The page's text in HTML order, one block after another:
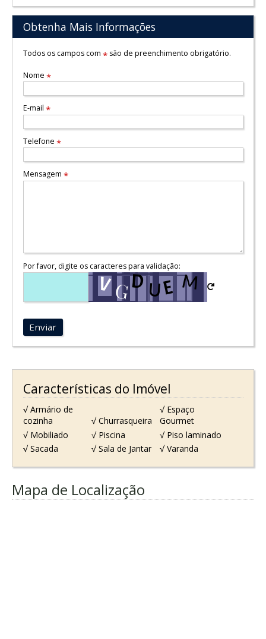
Obtenha Mais Informações
Todos os campos com *são de preenchimento obrigatório.
Nome *
E-mail *
Telefone *
Mensagem *
Por favor, digite os caracteres para validação:
Enviar
Características do Imóvel
√ Armário de
cozinha
√ Churrasqueira
√ Espaço
Gourmet
√ Mobiliado
√ Piscina
√ Piso laminado
√ Sacada
√ Sala de Jantar √ Varanda
Mapa de Localização